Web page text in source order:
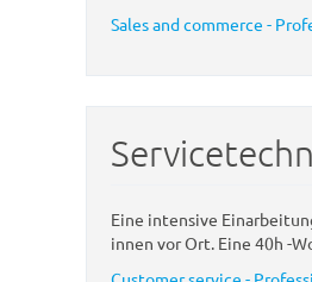
Sales and commerce -
Eine intensive
innen vor Ort. Eine 40h -